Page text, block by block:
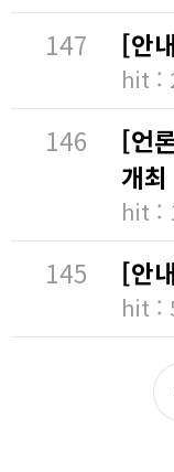
147 [안
hit :
146
[언
개최
hit :
145 [안
hit :